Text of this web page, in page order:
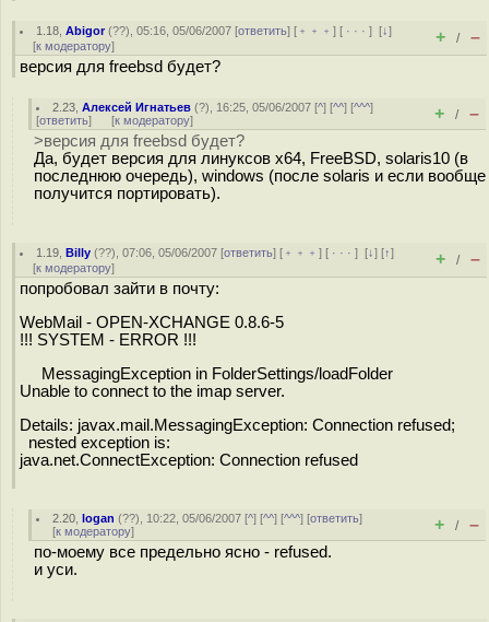
1.18 ,Abigor(??), 05:16, 05/06/2007 [ответить] [ ﹢﹢﹢] [ · · ·][↓]
[к модератору] + / –
версия для freebsd будет?
2.23 ,Алексей Игнатьев (?), 16:25, 05/06/2007 [^] [^^] [^^^]
[ответить] [к модератору] + / –
>версия для freebsd будет?
Да, будет версия для линуксов x64, FreeBSD, solaris10 (в
последнюю очередь), windows (после solaris и если вообще
получится портировать).
1.19 ,Billy (??), 07:06, 05/06/2007 [ответить] [ ﹢﹢﹢] [ · · ·][↓] [↑]
[к модератору] + / –
попробовал зайти в почту:
WebMail - OPEN-XCHANGE 0.8.6-5
!!! SYSTEM - ERROR !!!
MessagingException in FolderSettings/loadFolder
Unable to connect to the imap server.
Details: javax.mail.MessagingException: Connection refused;
nested exception is:
java.net.ConnectException: Connection refused
2.20 ,logan (??), 10:22, 05/06/2007 [^] [^^] [^^^] [ответить]
[к модератору] + / –
по-моему все предельно ясно - refused.
и уси.